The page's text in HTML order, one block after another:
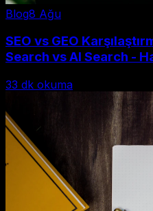
Blog8 Ağu
SEO vs GEO
Search vs AI Search -
33 dk okuma